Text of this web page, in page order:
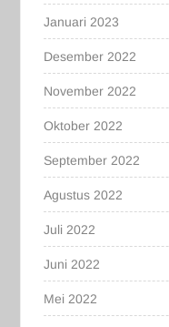
Januari 2023
Desember 2022
November 2022
Oktober 2022
September 2022
Agustus 2022
Juli 2022
Juni 2022
Mei 2022